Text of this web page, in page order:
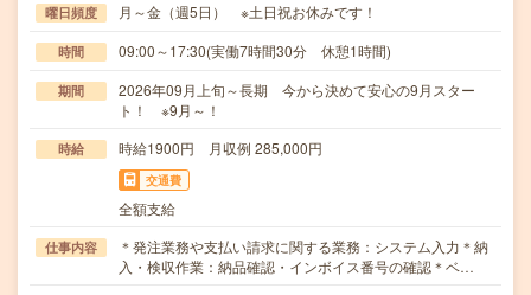
曜日頻度 月～金（週5日） ※土日祝お休みです！
時間 09:00～17:30(実働7時間30分 休憩1時間)
期間
2026年09月上旬～長期 今から決めて安心の9月スター
ト！ ※9月～！
時給 時給1900円 月収例 285,000円
交通費
全額支給
仕事内容
＊発注業務や支払い請求に関する業務：システム入力＊納
入・検収作業：納品確認・インボイス番号の確認＊ベ…